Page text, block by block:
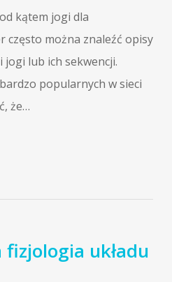
kątem jogi dla
często można znaleźć opisy
lub ich sekwencji.
popularnych w sieci
że…
układu